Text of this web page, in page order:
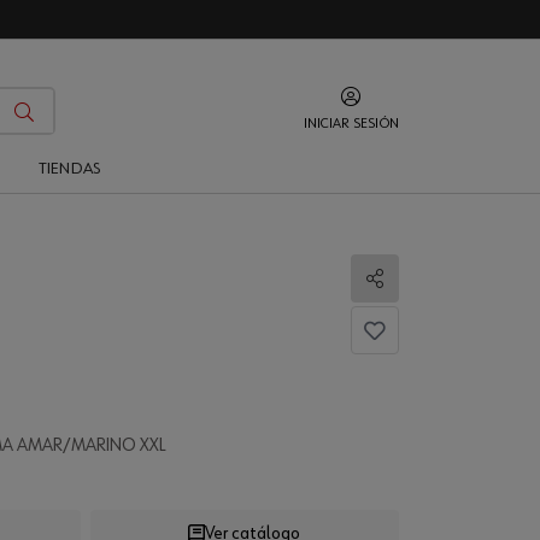
INICIAR SESIÓN
TIENDAS
Compartir
AMAR/MARINO XXL
Ver catálogo